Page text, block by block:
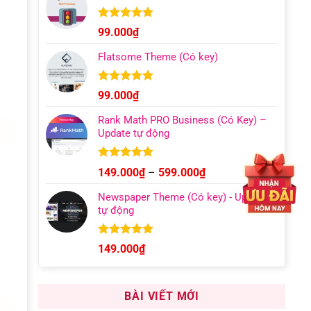
Được xếp
hạng 4.96
5 sao
99.000₫
Flatsome Theme (Có key)
Được xếp
hạng 4.95
5 sao
99.000₫
Rank Math PRO Business (Có Key) –
Update tự động
Được xếp
hạng5.00
5 sao
149.000₫ – 599.000₫Khoảng
từ
149.000₫
Newspaper Theme (Có key) - Update
tự động
Được xếp
hạng 4.92
149.000₫
BÀI VIẾT MỚI